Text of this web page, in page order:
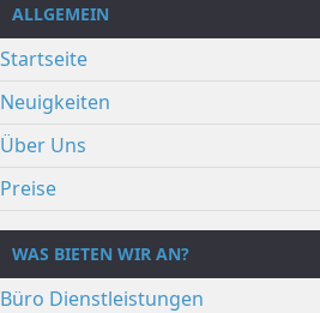
ALLGEMEIN
Startseite
Neuigkeiten
Über Uns
Preise
WAS BIETEN WIR AN?
Büro Dienstleistungen